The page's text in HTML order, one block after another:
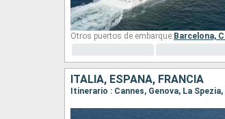
Otros puertos de embarque: Barcelona,
ITALIA, ESPAÑA, FRANCIA
Itinerario : Cannes, Genova, La